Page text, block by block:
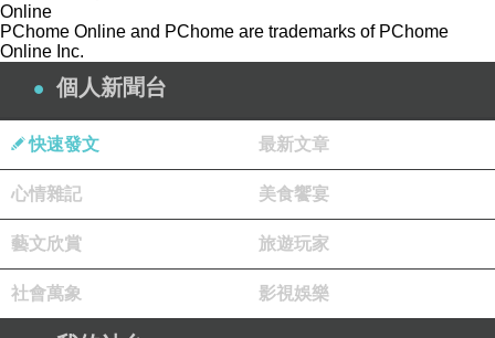
段都非常實用。
老師先教大家理解鏡頭運用技巧，像是左右運
鏡、環繞運鏡、推拉鏡頭與畫面轉場。以前我只
是拿起手機直接拍，完全不知道原來不同角度和
速度會讓影片呈現完全不同的感覺。
接著進入剪接教學，老師手把手教大家怎麼整理
素材、抓節奏點、搭配音樂、加字幕與設計轉場
效果。尤其是錄製 Reels 的技巧真的很受用，像
是前三秒吸引觀眾的方法、畫面安排節奏感、讓
影片更有故事性，這些都是以前完全沒接觸過的
Online
PChome Online and PChome are trademarks of PChome
Online Inc.
個人新聞台
快速發文 最新文章
心情雜記 美食饗宴
藝文欣賞 旅遊玩家
社會萬象 影視娛樂